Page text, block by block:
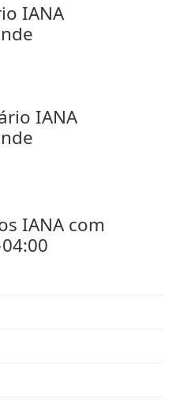
IANA
IANA
IANA com